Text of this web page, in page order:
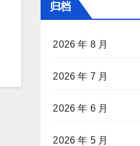
归档
2026 年 8 月
2026 年 7 月
2026 年 6 月
2026 年 5 月